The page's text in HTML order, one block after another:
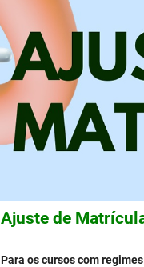
Ajuste de
Para os cursos com